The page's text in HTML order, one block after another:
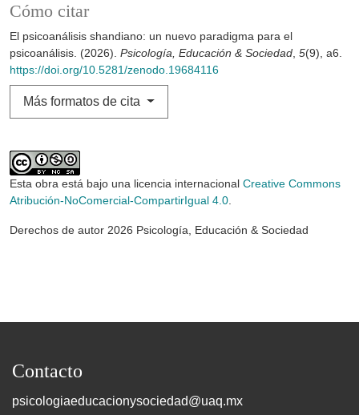
Cómo citar
El psicoanálisis shandiano: un nuevo paradigma para el
psicoanálisis. (2026). Psicología, Educación & Sociedad, 5(9), a6.
https://doi.org/10.5281/zenodo.19684116
Más formatos de cita
Esta obra está bajo una licencia internacional Creative Commons
Atribución-NoComercial-CompartirIgual 4.0.
Derechos de autor 2026 Psicología, Educación & Sociedad
Contacto
psicologiaeducacionysociedad@uaq.mx